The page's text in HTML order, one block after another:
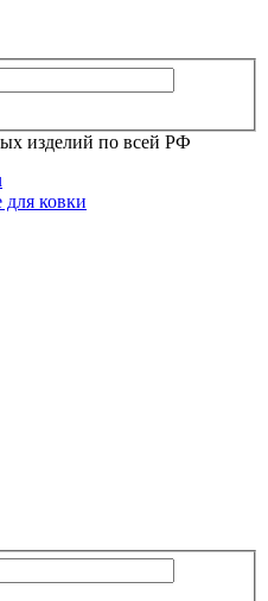
изделий по всей РФ